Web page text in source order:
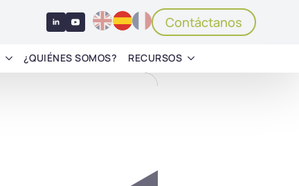
Contáctanos
¿QUIÉNES SOMOS? RECURSOS